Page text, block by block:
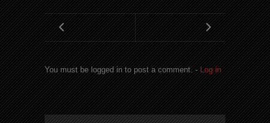
You must be logged in to post a comment. -Log in